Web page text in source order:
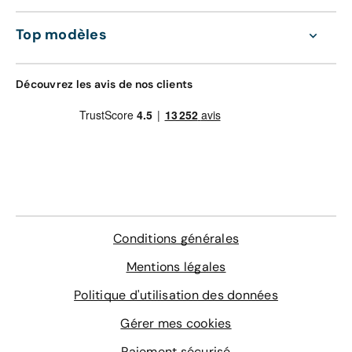
d'oeuvre valable dans le réseau constructeur
(Europe)
remorquage et véhicule de prêt)
Contrôle technique
168 €
Gravage des vitres
Top modèles
Découvrez les avis de nos clients
Conditions générales
Mentions légales
Politique d'utilisation des données
Gérer mes cookies